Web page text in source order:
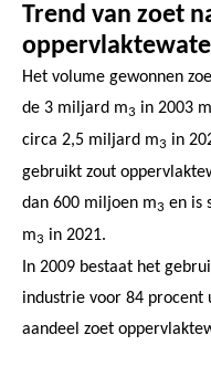
Trend van zoet
Het volume gewonnen
de 3 miljard m3 in 2003
circa 2,5 miljard m3 in
gebruikt zout
dan 600 miljoen m3 en is
m3 in 2021.
In 2009 bestaat het
industrie voor 84 procent
aandeel zoet